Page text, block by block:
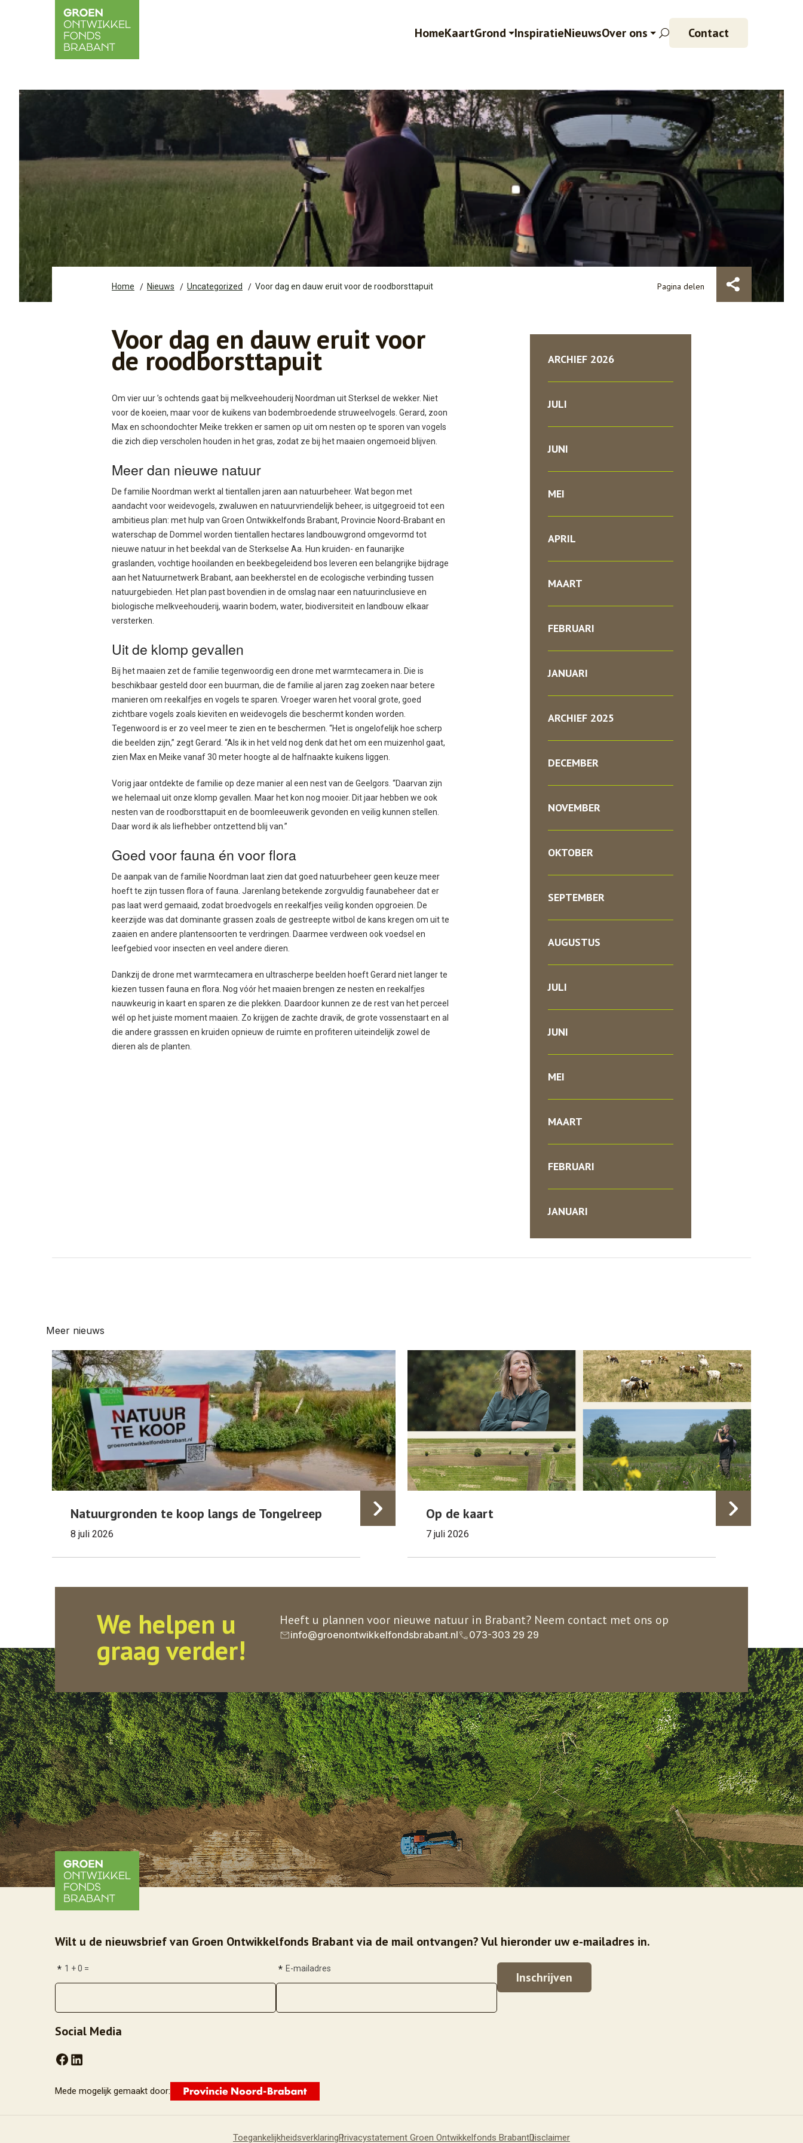
HomeKaartGrond InspiratieNieuwsOver ons Contact
Home Nieuws Uncategorized Voor dag en dauw eruit voor de roodborsttapuit Pagina delen
Voor dag en dauw eruit voor
de roodborsttapuit
Om vier uur ’s ochtends gaat bij melkveehouderij Noordman uit Sterksel de wekker. Niet
voor de koeien, maar voor de kuikens van bodembroedende struweelvogels. Gerard, zoon
Max en schoondochter Meike trekken er samen op uit om nesten op te sporen van vogels
die zich diep verscholen houden in het gras, zodat ze bij het maaien ongemoeid blijven.
Meer dan nieuwe natuur
De familie Noordman werkt al tientallen jaren aan natuurbeheer. Wat begon met
aandacht voor weidevogels, zwaluwen en natuurvriendelijk beheer, is uitgegroeid tot een
ambitieus plan: met hulp van Groen Ontwikkelfonds Brabant, Provincie Noord-Brabant en
waterschap de Dommel worden tientallen hectares landbouwgrond omgevormd tot
nieuwe natuur in het beekdal van de Sterkselse Aa. Hun kruiden- en faunarijke
graslanden, vochtige hooilanden en beekbegeleidend bos leveren een belangrijke bijdrage
aan het Natuurnetwerk Brabant, aan beekherstel en de ecologische verbinding tussen
natuurgebieden. Het plan past bovendien in de omslag naar een natuurinclusieve en
biologische melkveehouderij, waarin bodem, water, biodiversiteit en landbouw elkaar
versterken.
Uit de klomp gevallen
Bij het maaien zet de familie tegenwoordig een drone met warmtecamera in. Die is
beschikbaar gesteld door een buurman, die de familie al jaren zag zoeken naar betere
manieren om reekalfjes en vogels te sparen. Vroeger waren het vooral grote, goed
zichtbare vogels zoals kieviten en weidevogels die beschermt konden worden.
Tegenwoord is er zo veel meer te zien en te beschermen. “Het is ongelofelijk hoe scherp
die beelden zijn,” zegt Gerard. “Als ik in het veld nog denk dat het om een muizenhol gaat,
zien Max en Meike vanaf 30 meter hoogte al de halfnaakte kuikens liggen.
Vorig jaar ontdekte de familie op deze manier al een nest van de Geelgors. “Daarvan zijn
we helemaal uit onze klomp gevallen. Maar het kon nog mooier. Dit jaar hebben we ook
nesten van de roodborsttapuit en de boomleeuwerik gevonden en veilig kunnen stellen.
Daar word ik als liefhebber ontzettend blij van.”
Goed voor fauna én voor flora
De aanpak van de familie Noordman laat zien dat goed natuurbeheer geen keuze meer
hoeft te zijn tussen flora of fauna. Jarenlang betekende zorgvuldig faunabeheer dat er
pas laat werd gemaaid, zodat broedvogels en reekalfjes veilig konden opgroeien. De
keerzijde was dat dominante grassen zoals de gestreepte witbol de kans kregen om uit te
zaaien en andere plantensoorten te verdringen. Daarmee verdween ook voedsel en
leefgebied voor insecten en veel andere dieren.
Dankzij de drone met warmtecamera en ultrascherpe beelden hoeft Gerard niet langer te
kiezen tussen fauna en flora. Nog vóór het maaien brengen ze nesten en reekalfjes
nauwkeurig in kaart en sparen ze die plekken. Daardoor kunnen ze de rest van het perceel
wél op het juiste moment maaien. Zo krijgen de zachte dravik, de grote vossenstaart en al
die andere grasssen en kruiden opnieuw de ruimte en profiteren uiteindelijk zowel de
dieren als de planten.
ARCHIEF 2026
JULI
JUNI
MEI
APRIL
MAART
FEBRUARI
JANUARI
ARCHIEF 2025
DECEMBER
NOVEMBER
OKTOBER
SEPTEMBER
AUGUSTUS
JULI
JUNI
MEI
MAART
FEBRUARI
JANUARI
Meer nieuws
Natuurgronden te koop langs de Tongelreep
8 juli 2026
Op de kaart
7 juli 2026
We helpen u
graag verder!
Heeft u plannen voor nieuwe natuur in Brabant? Neem contact met ons op
info@groenontwikkelfondsbrabant.nl 073-303 29 29
Wilt u de nieuwsbrief van Groen Ontwikkelfonds Brabant via de mail ontvangen? Vul hieronder uw e-mailadres in.
1 + 0 =
* E-mailadres
*
Social Media
Mede mogelijk gemaakt door:
ToegankelijkheidsverklaringPrivacystatement Groen Ontwikkelfonds BrabantDisclaimer